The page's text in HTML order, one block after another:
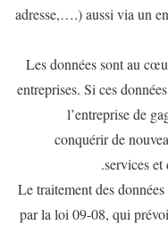
adresse,….) aussi via un
Les données sont au
entreprises. Si ces
l’entreprise de
conquérir de
services et
Le traitement des
par la loi 09-08, qui